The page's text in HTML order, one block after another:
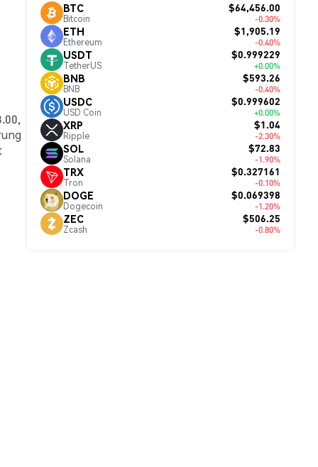
BTC
Bitcoin
$64,456.00
-0.30%
ETH
Ethereum
$1,905.19
-0.40%
USDT
TetherUS
$0.999229
+0.00%
BNB
BNB
$593.26
-0.40%
USDC
USD Coin
$0.999602
+0.00%
XRP
Ripple
$1.04
-2.30%
SOL
Solana
$72.83
-1.90%
TRX
Tron
$0.327161
-0.10%
DOGE
Dogecoin
$0.069398
-1.20%
ZEC
Zcash
$506.25
-0.80%